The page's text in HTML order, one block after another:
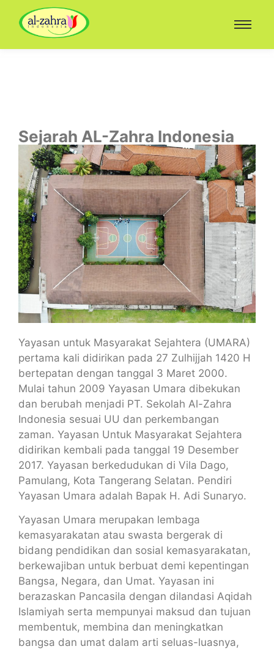
Sejarah AL-Zahra Indonesia
Yayasan untuk Masyarakat Sejahtera (UMARA)
pertama kali didirikan pada 27 Zulhijjah 1420 H
bertepatan dengan tanggal 3 Maret 2000.
Mulai tahun 2009 Yayasan Umara dibekukan
dan berubah menjadi PT. Sekolah Al-Zahra
Indonesia sesuai UU dan perkembangan
zaman. Yayasan Untuk Masyarakat Sejahtera
didirikan kembali pada tanggal 19 Desember
2017. Yayasan berkedudukan di Vila Dago,
Pamulang, Kota Tangerang Selatan. Pendiri
Yayasan Umara adalah Bapak H. Adi Sunaryo.
Yayasan Umara merupakan lembaga
kemasyarakatan atau swasta bergerak di
bidang pendidikan dan sosial kemasyarakatan,
berkewajiban untuk berbuat demi kepentingan
Bangsa, Negara, dan Umat. Yayasan ini
berazaskan Pancasila dengan dilandasi Aqidah
Islamiyah serta mempunyai maksud dan tujuan
membentuk, membina dan meningkatkan
bangsa dan umat dalam arti seluas-luasnya,